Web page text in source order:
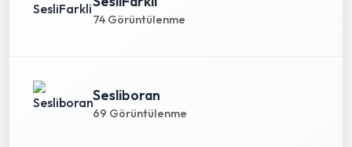
74 Görüntülenme
Sesliboran
69 Görüntülenme